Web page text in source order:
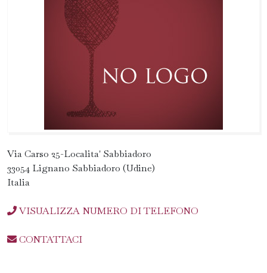
Via Carso 25-Localita' Sabbiadoro
33054 Lignano Sabbiadoro (Udine)
Italia
VISUALIZZA NUMERO DI TELEFONO
CONTATTACI